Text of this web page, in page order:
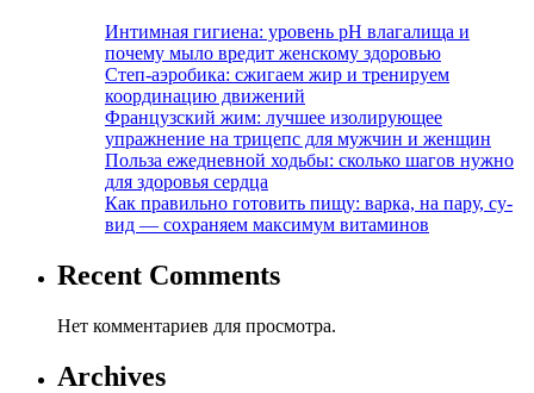
Интимная гигиена: уровень pH влагалища и
почему мыло вредит женскому здоровью
Степ-аэробика: сжигаем жир и тренируем
координацию движений
Французский жим: лучшее изолирующее
упражнение на трицепс для мужчин и женщин
Польза ежедневной ходьбы: сколько шагов нужно
для здоровья сердца
Как правильно готовить пищу: варка, на пару, су-
вид — сохраняем максимум витаминов
Recent Comments
Нет комментариев для просмотра.
Archives